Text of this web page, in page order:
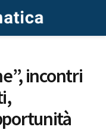
incontri